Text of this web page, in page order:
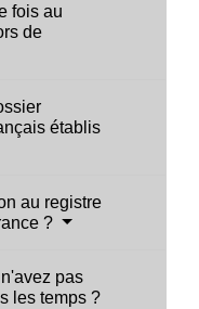
fois au
de
établis
au registre
?
pas
les temps ?